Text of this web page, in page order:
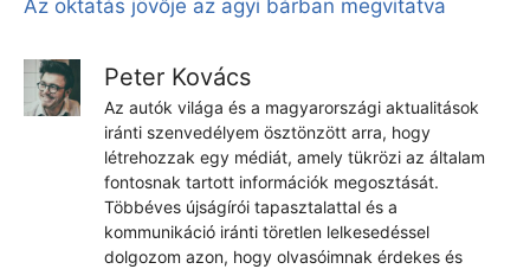
Az oktatás jövője az agyi bárban megvitatva
Peter Kovács
Az autók világa és a magyarországi aktualitások
iránti szenvedélyem ösztönzött arra, hogy
létrehozzak egy médiát, amely tükrözi az általam
fontosnak tartott információk megosztását.
Többéves újságírói tapasztalattal és a
kommunikáció iránti töretlen lelkesedéssel
dolgozom azon, hogy olvasóimnak érdekes és